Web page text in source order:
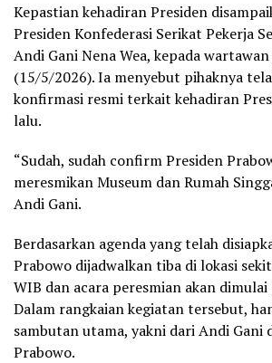
Kepastian kehadiran Presiden
Presiden Konfederasi Serikat Pekerja
Andi Gani Nena Wea, kepada
(15/5/2026). Ia menyebut pihaknya
konfirmasi resmi terkait kehadiran
lalu.
“Sudah, sudah confirm Presiden
meresmikan Museum dan Rumah
Andi Gani.
Berdasarkan agenda yang telah
Prabowo dijadwalkan tiba di lokasi
WIB dan acara peresmian akan
Dalam rangkaian kegiatan tersebut,
sambutan utama, yakni dari Andi Gani
Prabowo.